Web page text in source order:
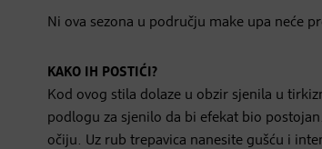
Ni ova sezona u području make upa neće
KAKO IH POSTIĆI?
Kod ovog stila dolaze u obzir sjenila u
podlogu za sjenilo da bi efekat bio
očiju. Uz rub trepavica nanesite gušću i